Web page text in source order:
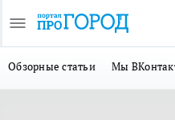
Обзорные статьи Мы